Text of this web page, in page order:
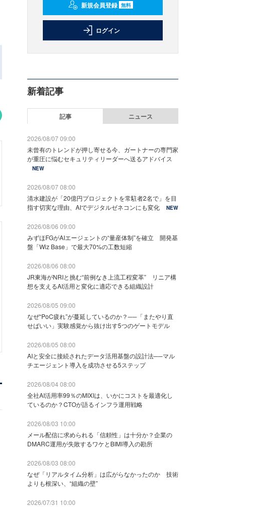
新規会員登録 無料
ログイン
新着記事
記事 ニュース
2026/08/07 09:00
未曾有のトレンドが押し寄せる今、ガートナーの専門家
が重圧に悩むセキュリティリーダーへ送るアドバイス
NEW
2026/08/07 08:00
清水建設が「20億円プロジェクトを常駐者2名で」を目
指す切実な理由、AIでデジタルゼネコンにも変化
NEW
2026/08/06 09:00
みずほFGがAIエージェントの“量産体制”を確立 開発基
盤「Wiz Base」で最大70%の工数短縮
2026/08/06 08:00
JR東海がNRIと挑む“前例なき上流工程変革” リニア構
想を支えるAI活用と変化に適応できる組織設計
2026/08/05 09:00
なぜ“PoC疲れ”が蔓延しているのか？──「またやり直
せばいい」実験感覚から抜け出す5つのゲートモデル
2026/08/05 08:00
AIと安全に接続されたデータ活用基盤の設計法──マル
チエージェント導入を成功させる5ステップ
2026/08/04 08:00
全社AI活用率99％のMIXIは、いかにコストを最適化し
ているのか？CTOが語るインフラ運用戦略
2026/08/03 10:00
メール配信に求められる「信頼性」は十分か？企業の
DMARC運用が失敗するワケとBIMI導入の勘所
2026/08/03 08:00
なぜ「リアルタイム分析」は広がらなかったのか 技術
よりも根深い、“組織の壁”
2026/07/31 10:00